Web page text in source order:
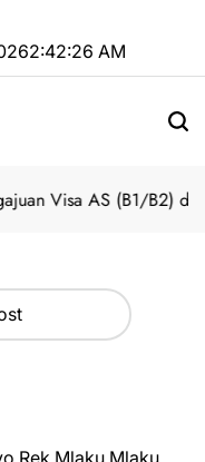
2:42:26 AM
Visa AS (B1/B2)